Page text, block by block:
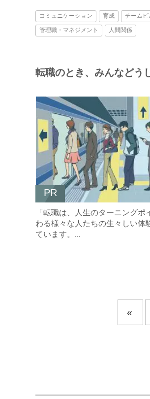
コミュニケーション 育成 チームビ
管理職・マネジメント 人間関係
転職のとき、みんなどう
PR
「転職は、人生のターニング
わる様々な人たちの生々しい体
ています。...
«